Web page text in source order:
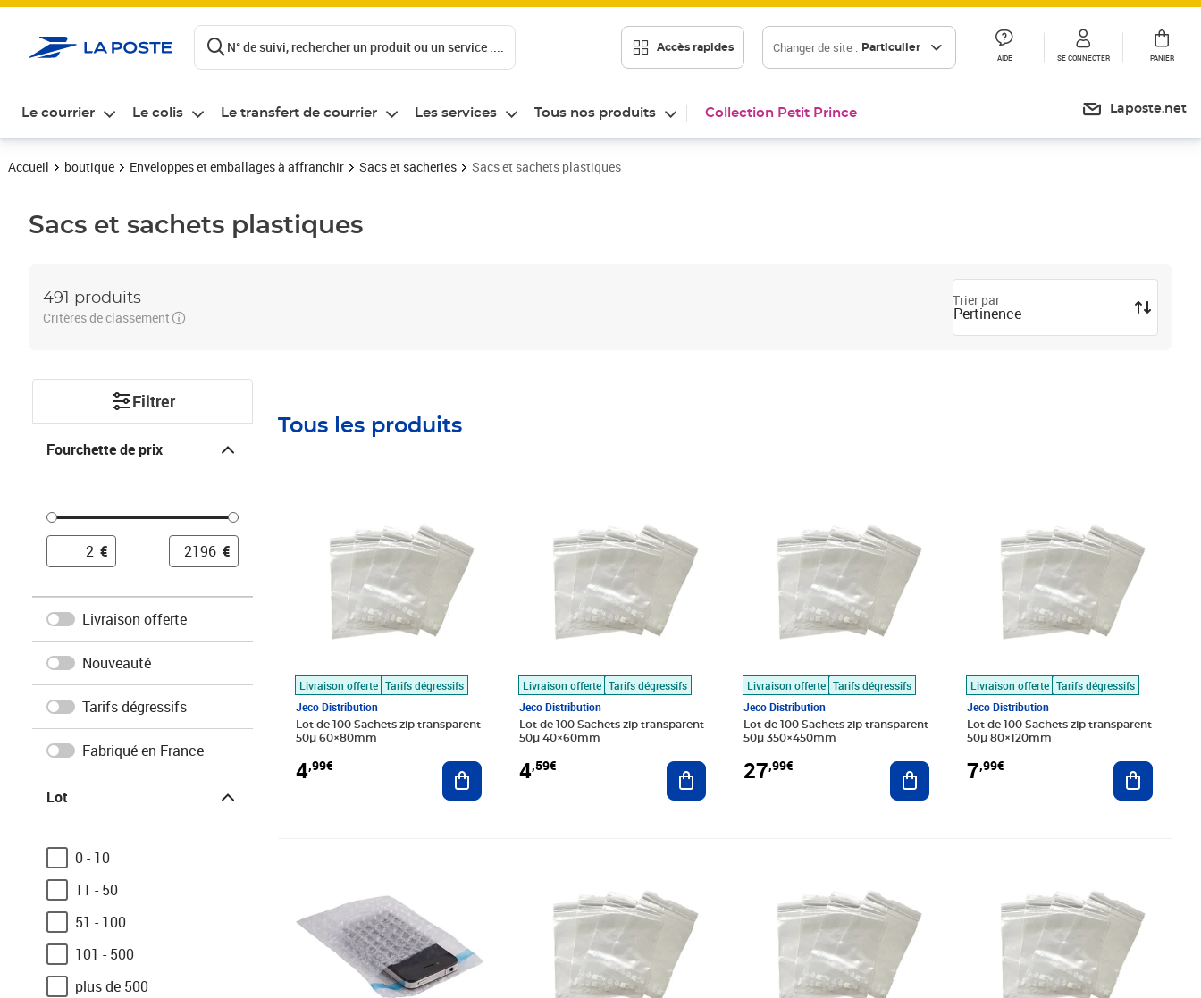
N° de suivi, rechercher un produit ou un service .... Accès rapides Changer de site : Particulier
AIDE SE CONNECTER PANIER
Le courrier Le colis Le transfert de courrier Les services Tous nos produits Collection Petit Prince Laposte.net
Accueil boutique Enveloppes et emballages à affranchir Sacs et sacheries Sacs et sachets plastiques
Sacs et sachets plastiques
491 produits
Critères de classement
Trier par
Pertinence
Filtrer
Fourchette de prix
€ €
Livraison offerte
Nouveauté
Tarifs dégressifs
Fabriqué en France
Lot
0 - 10
11 - 50
51 - 100
101 - 500
plus de 500
Tous les produits
Livraison offerte Tarifs dégressifs
Jeco Distribution
Lot de 100 Sachets zip transparent
50µ 60×80mm
4,99€ Ajouter au panier
Livraison offerte Tarifs dégressifs
Jeco Distribution
Lot de 100 Sachets zip transparent
50µ 40×60mm
4,59€ Ajouter au panier
Livraison offerte Tarifs dégressifs
Jeco Distribution
Lot de 100 Sachets zip transparent
50µ 350×450mm
27,99€ Ajouter au panier
Livraison offerte Tarifs dégressifs
Jeco Distribution
Lot de 100 Sachets zip transparent
50µ 80×120mm
7,99€ Ajouter